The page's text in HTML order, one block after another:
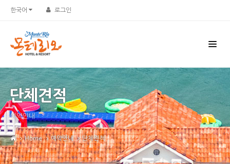
한국어 로그인
단체견적
예약안내
Home 예약안내 단체견적